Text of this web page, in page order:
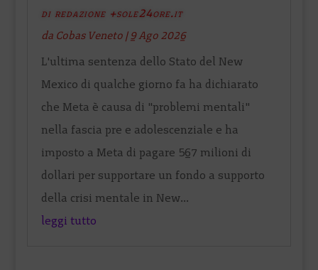
di redazione +sole24ore.it
da Cobas Veneto | 9 Ago 2026
L'ultima sentenza dello Stato del New
Mexico di qualche giorno fa ha dichiarato
che Meta è causa di "problemi mentali"
nella fascia pre e adolescenziale e ha
imposto a Meta di pagare 567 milioni di
dollari per supportare un fondo a supporto
della crisi mentale in New...
leggi tutto